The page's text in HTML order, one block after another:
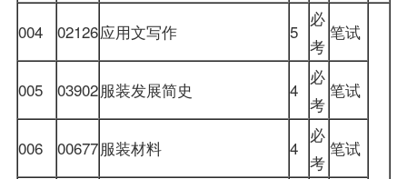
004 02126应用文写作 5
必
考
笔试
005 03902服装发展简史 4
必
考
笔试
006 00677服装材料 4
必
考
笔试